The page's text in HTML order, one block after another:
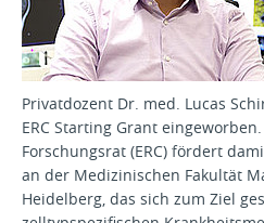
Privatdozent Dr. med. Lucas
ERC Starting Grant
Forschungsrat (ERC) fördert
an der Medizinischen Fakultät
Heidelberg, das sich zum Ziel